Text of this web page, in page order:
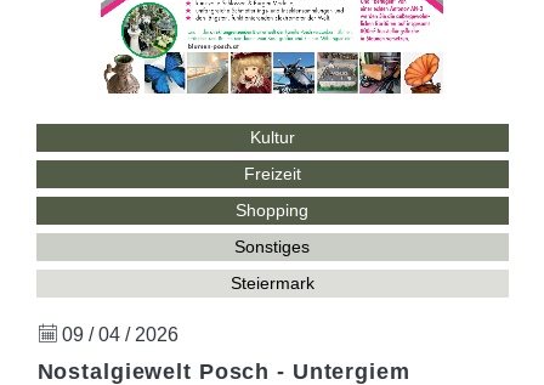
Kultur
Freizeit
Shopping
Sonstiges
Steiermark
09 / 04 / 2026
Nostalgiewelt Posch - Untergiem